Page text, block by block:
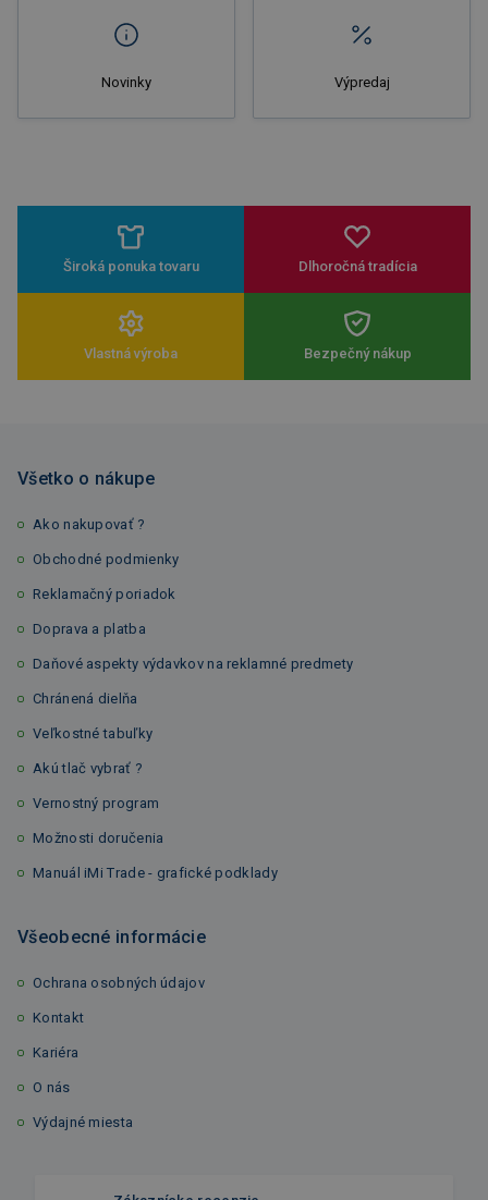
Novinky Výpredaj
Široká ponuka tovaru Dlhoročná tradícia
Vlastná výroba Bezpečný nákup
Všetko o nákupe
Ako nakupovať ?
Obchodné podmienky
Reklamačný poriadok
Doprava a platba
Daňové aspekty výdavkov na reklamné predmety
Chránená dielňa
Veľkostné tabuľky
Akú tlač vybrať ?
Vernostný program
Možnosti doručenia
Manuál iMi Trade - grafické podklady
Všeobecné informácie
Ochrana osobných údajov
Kontakt
Kariéra
O nás
Výdajné miesta